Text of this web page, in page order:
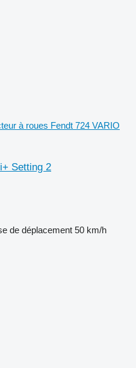
à roues Fendt 724 VARIO
Setting 2
de déplacement 50 km/h